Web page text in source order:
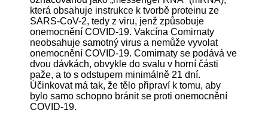
která obsahuje instrukce k tvorbě proteinu ze
SARS-CoV-2, tedy z viru, jenž způsobuje
onemocnění COVID-19. Vakcína Comirnaty
neobsahuje samotný virus a nemůže vyvolat
onemocnění COVID-19. Comirnaty se podává ve
dvou dávkách, obvykle do svalu v horní části
paže, a to s odstupem minimálně 21 dní.
Účinkovat má tak, že tělo připraví k tomu, aby
bylo samo schopno bránit se proti onemocnění
COVID-19.